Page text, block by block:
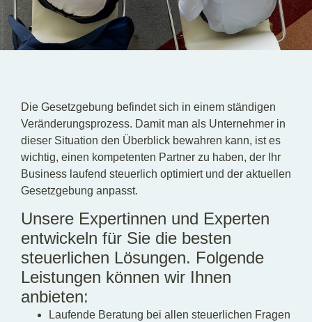
DE
EN HU
Die Gesetzgebung befindet sich in einem ständigen
Veränderungsprozess. Damit man als Unternehmer in
dieser Situation den Überblick bewahren kann, ist es
wichtig, einen kompetenten Partner zu haben, der Ihr
Business laufend steuerlich optimiert und der aktuellen
Gesetzgebung anpasst.
Unsere Expertinnen und Experten
entwickeln für Sie die besten
steuerlichen Lösungen. Folgende
Leistungen können wir Ihnen
anbieten:
Laufende Beratung bei allen steuerlichen Fragen